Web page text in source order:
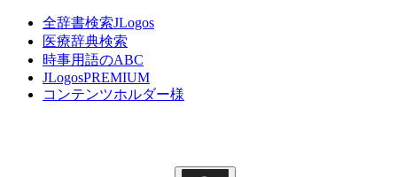
全辞書検索JLogos
医療辞典検索
時事用語のABC
JLogosPREMIUM
コンテンツホルダー様